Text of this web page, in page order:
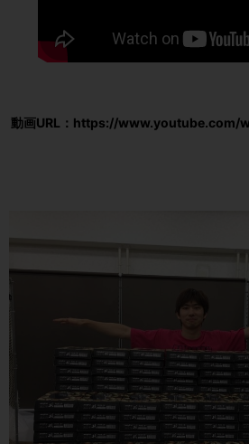
動画URL：https://www.youtube.com/